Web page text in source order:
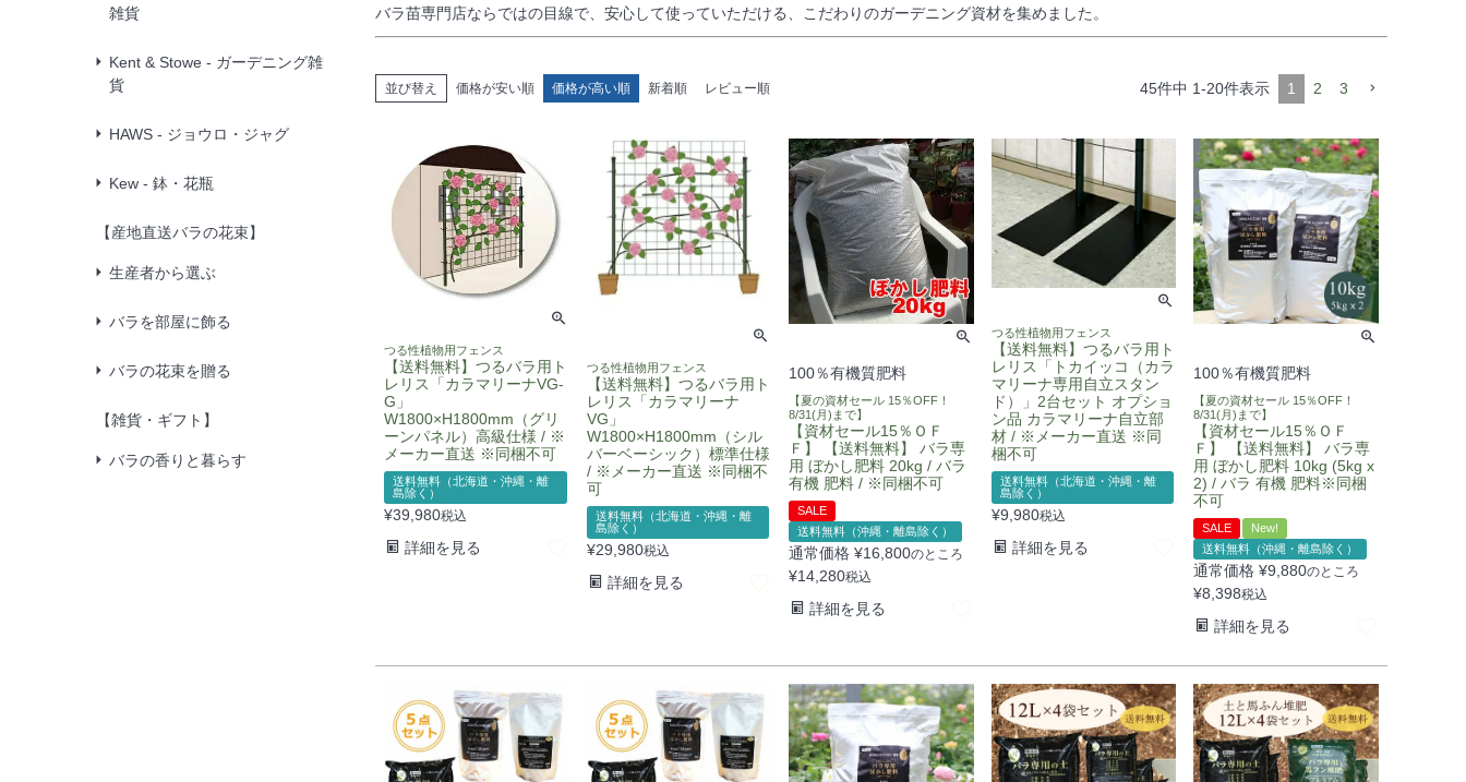
雑貨
Kent & Stowe - ガーデニング雑
貨
HAWS - ジョウロ・ジャグ
Kew - 鉢・花瓶
【産地直送バラの花束】
生産者から選ぶ
バラを部屋に飾る
バラの花束を贈る
【雑貨・ギフト】
バラの香りと暮らす
バラ苗専門店ならではの目線で、安心して使っていただける、こだわりのガーデニング資材を集めました。
並び替え 価格が安い順 価格が高い順 新着順 レビュー順 45件中 1-20件表示 1 2 3
つる性植物用フェンス
【送料無料】つるバラ用ト
レリス「カラマリーナVG-
G」
W1800×H1800mm（グリ
ーンパネル）高級仕様 / ※
メーカー直送 ※同梱不可
送料無料（北海道・沖縄・離
島除く）
¥39,980税込
詳細を見る
つる性植物用フェンス
【送料無料】つるバラ用ト
レリス「カラマリーナ
VG」
W1800×H1800mm（シル
バーベーシック）標準仕様
/ ※メーカー直送 ※同梱不
可
送料無料（北海道・沖縄・離
島除く）
¥29,980税込
詳細を見る
100％有機質肥料
【夏の資材セール 15％OFF！
8/31(月)まで】
【資材セール15％ＯＦ
Ｆ】 【送料無料】 バラ専
用 ぼかし肥料 20kg / バラ
有機 肥料 / ※同梱不可
SALE
送料無料（沖縄・離島除く）
通常価格 ¥16,800のところ
¥14,280税込
詳細を見る
つる性植物用フェンス
【送料無料】つるバラ用ト
レリス「トカイッコ（カラ
マリーナ専用自立スタン
ド）」2台セット オプショ
ン品 カラマリーナ自立部
材 / ※メーカー直送 ※同
梱不可
送料無料（北海道・沖縄・離
島除く）
¥9,980税込
詳細を見る
100％有機質肥料
【夏の資材セール 15％OFF！
8/31(月)まで】
【資材セール15％ＯＦ
Ｆ】 【送料無料】 バラ専
用 ぼかし肥料 10kg (5kg x
2) / バラ 有機 肥料※同梱
不可
SALE
New!
送料無料（沖縄・離島除く）
通常価格 ¥9,880のところ
¥8,398税込
詳細を見る